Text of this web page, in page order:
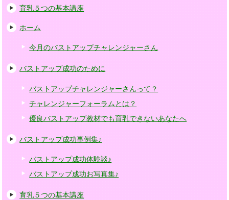
育乳５つの基本講座
ホーム
今月のバストアップチャレンジャーさん
バストアップ成功のために
バストアップチャレンジャーさんって？
チャレンジャーフォーラムとは？
優良バストアップ教材でも育乳できないあなたへ
バストアップ成功事例集♪
バストアップ成功体験談♪
バストアップ成功お写真集♪
育乳５つの基本講座